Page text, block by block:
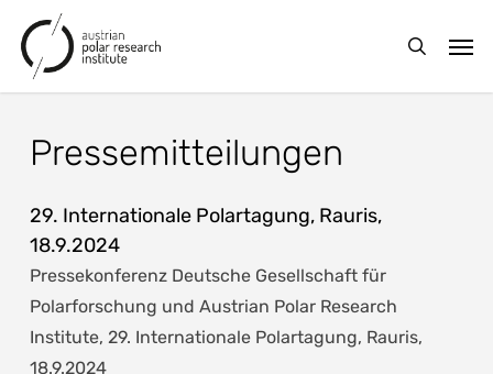
main
search
Pressemitteilungen
29. Internationale Polartagung, Rauris,
18.9.2024
Pressekonferenz Deutsche Gesellschaft für
Polarforschung und Austrian Polar Research
Institute, 29. Internationale Polartagung, Rauris,
18.9.2024